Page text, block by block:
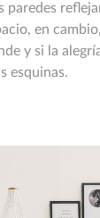
paredes
en
y si la
esquinas.